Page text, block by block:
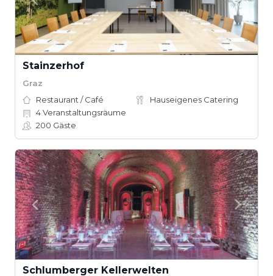
Stainzerhof
Graz
Restaurant / Café
Hauseigenes Catering
4Veranstaltungsräume
200 Gäste
Schlumberger Kellerwelten